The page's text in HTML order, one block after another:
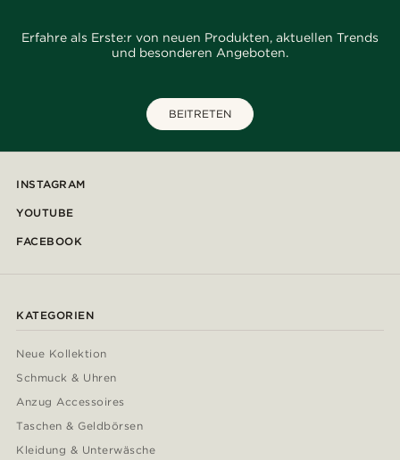
Erfahre als Erste:r von neuen Produkten, aktuellen Trends
und besonderen Angeboten.
BEITRETEN
INSTAGRAM
YOUTUBE
FACEBOOK
KATEGORIEN
Neue Kollektion
Schmuck & Uhren
Anzug Accessoires
Taschen & Geldbörsen
Kleidung & Unterwäsche